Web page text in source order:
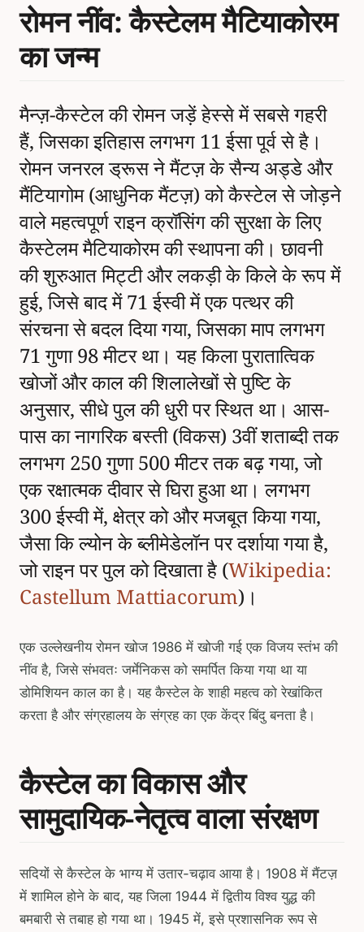
रोमन नींव: कैस्टेलम मैटियाकोरम
का जन्म
मैन्ज़-कैस्टेल की रोमन जड़ें हेस्से में सबसे गहरी
हैं, जिसका इतिहास लगभग 11 ईसा पूर्व से है।
रोमन जनरल ड्रूस ने मैंटज़ के सैन्य अड्डे और
मैंटियागोम (आधुनिक मैंटज़) को कैस्टेल से जोड़ने
वाले महत्वपूर्ण राइन क्रॉसिंग की सुरक्षा के लिए
कैस्टेलम मैटियाकोरम की स्थापना की। छावनी
की शुरुआत मिट्टी और लकड़ी के किले के रूप में
हुई, जिसे बाद में 71 ईस्वी में एक पत्थर की
संरचना से बदल दिया गया, जिसका माप लगभग
71 गुणा 98 मीटर था। यह किला पुरातात्विक
खोजों और काल की शिलालेखों से पुष्टि के
अनुसार, सीधे पुल की धुरी पर स्थित था। आस-
पास का नागरिक बस्ती (विकस) 3वीं शताब्दी तक
लगभग 250 गुणा 500 मीटर तक बढ़ गया, जो
एक रक्षात्मक दीवार से घिरा हुआ था। लगभग
300 ईस्वी में, क्षेत्र को और मजबूत किया गया,
जैसा कि ल्योन के ब्लीमेडेलॉन पर दर्शाया गया है,
जो राइन पर पुल को दिखाता है (Wikipedia:
Castellum Mattiacorum)।
एक उल्लेखनीय रोमन खोज 1986 में खोजी गई एक विजय स्तंभ की
नींव है, जिसे संभवतः जर्मेनिकस को समर्पित किया गया था या
डोमिशियन काल का है। यह कैस्टेल के शाही महत्व को रेखांकित
करता है और संग्रहालय के संग्रह का एक केंद्र बिंदु बनता है।
कैस्टेल का विकास और
सामुदायिक-नेतृत्व वाला संरक्षण
सदियों से कैस्टेल के भाग्य में उतार-चढ़ाव आया है। 1908 में मैंटज़
में शामिल होने के बाद, यह जिला 1944 में द्वितीय विश्व युद्ध की
बमबारी से तबाह हो गया था। 1945 में, इसे प्रशासनिक रूप से